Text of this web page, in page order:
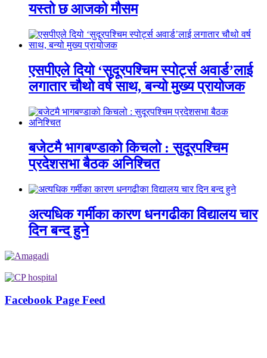
यस्तो छ आजको मौसम
एसपीएले दियो ‘सुदूरपश्चिम स्पोर्ट्स अवार्ड’लाई
लगातार चौथो वर्ष साथ, बन्यो मुख्य प्रायोजक
बजेटमै भागबण्डाको किचलो : सुदूरपश्चिम
प्रदेशसभा बैठक अनिश्चित
अत्यधिक गर्मीका कारण धनगढीका विद्यालय चार
दिन बन्द हुने
Facebook Page Feed